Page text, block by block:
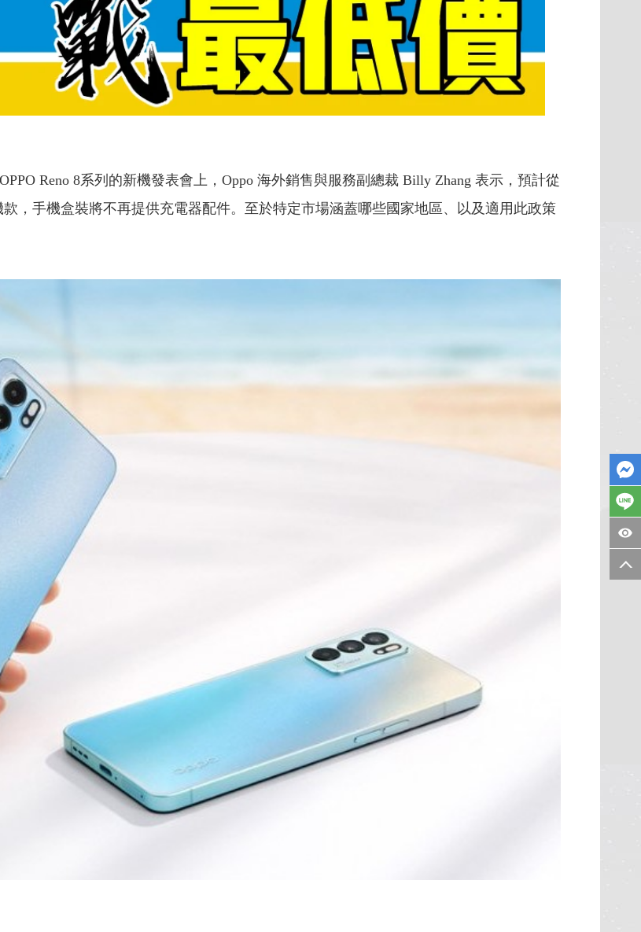
Reno 8系列的新機發表會上，Oppo 海外銷售與服務副總裁 Billy Zhang 表示，預計從
，手機盒裝將不再提供充電器配件。至於特定市場涵蓋哪些國家地區、以及適用此政策